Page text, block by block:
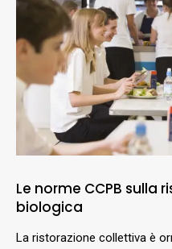
Le norme CCPB sulla
biologica
La ristorazione collettiva è